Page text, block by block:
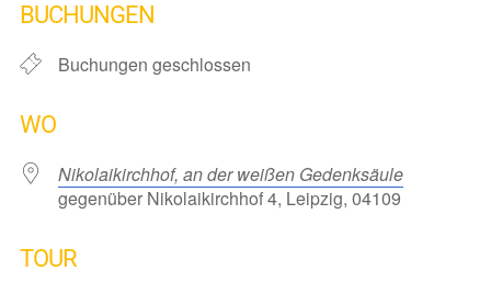
BUCHUNGEN
Buchungen geschlossen
WO
Nikolaikirchhof, an der weißen Gedenksäule
gegenüber Nikolaikirchhof 4, Leipzig, 04109
TOUR